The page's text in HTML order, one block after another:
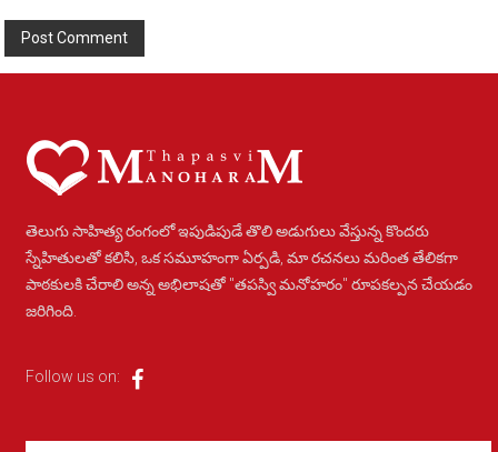
తెలుగు సాహిత్య రంగంలో ఇపుడిపుడే తొలి అడుగులు వేస్తున్న కొందరు
స్నేహితులతో కలిసి, ఒక సమూహంగా ఏర్పడి, మా రచనలు మరింత తేలికగా
పాఠకులకి చేరాలి అన్న అభిలాషతో "తపస్వి మనోహరం" రూపకల్పన చేయడం
జరిగింది.
Follow us on: